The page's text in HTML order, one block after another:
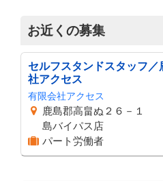
お近くの募集
セルフスタンドスタッフ
社アクセス
有限会社アクセス
鹿島郡高畠ぬ２６－１
島バイパス店
パート労働者